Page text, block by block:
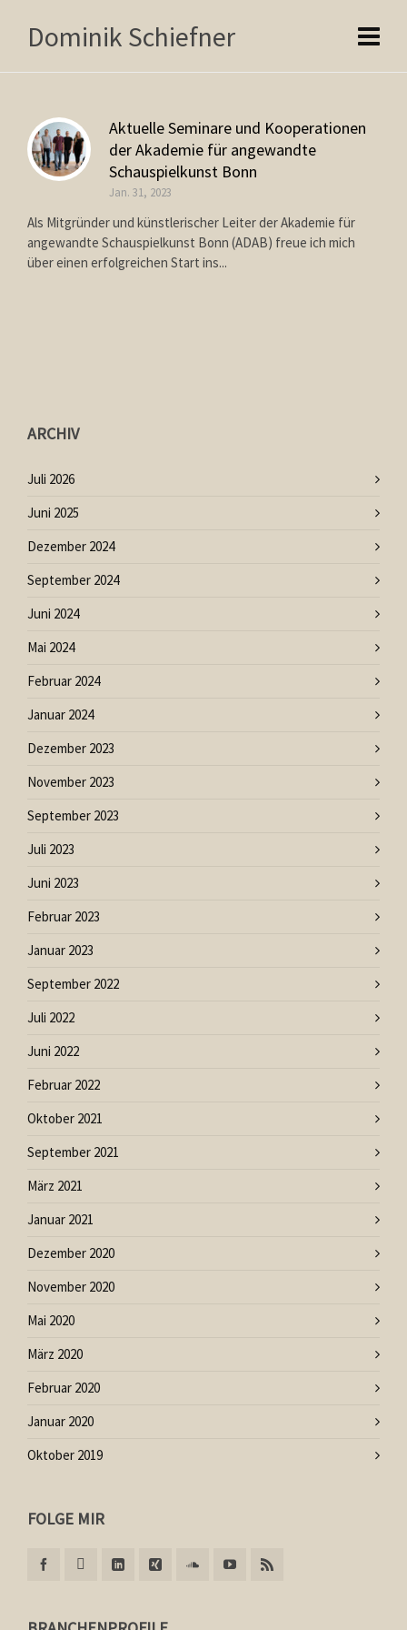
Dominik Schiefner
Aktuelle Seminare und Kooperationen
der Akademie für angewandte
Schauspielkunst Bonn
Jan. 31, 2023
Als Mitgründer und künstlerischer Leiter der Akademie für
angewandte Schauspielkunst Bonn (ADAB) freue ich mich
über einen erfolgreichen Start ins...
ARCHIV
Juli 2026
Juni 2025
Dezember 2024
September 2024
Juni 2024
Mai 2024
Februar 2024
Januar 2024
Dezember 2023
November 2023
September 2023
Juli 2023
Juni 2023
Februar 2023
Januar 2023
September 2022
Juli 2022
Juni 2022
Februar 2022
Oktober 2021
September 2021
März 2021
Januar 2021
Dezember 2020
November 2020
Mai 2020
März 2020
Februar 2020
Januar 2020
Oktober 2019
FOLGE MIR